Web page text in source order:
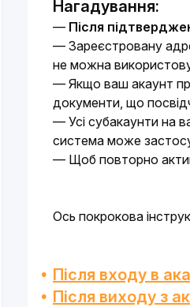
Нагадування:
— Після
— Зареєстровану
не можна
— Якщо ваш акаунт
документи, що
— Усі субакаунти на
система може
— Щоб повторно
Ось покрокова
Після входу в
Після виходу з